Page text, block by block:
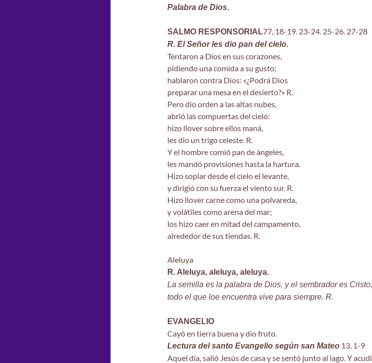
Palabra de Dios.
SALMO RESPONSORIAL77, 18-19. 23-24. 25-26. 27-28
R. El Señor les dio pan del cielo.
Tentaron a Dios en sus corazones,
pidiendo una comida a su gusto;
hablaron contra Dios: «¿Podrá Dios
preparar una mesa en el desierto?» R.
Pero dio orden a las altas nubes,
abrió las compuertas del cielo:
hizo llover sobre ellos maná,
les dio un trigo celeste. R.
Y el hombre comió pan de ángeles,
les mandó provisiones hasta la hartura.
Hizo soplar desde el cielo el levante,
y dirigió con su fuerza el viento sur. R.
Hizo llover carne como una polvareda,
y volátiles como arena del mar;
los hizo caer en mitad del campamento,
alrededor de sus tiendas. R.
Aleluya
R. Aleluya, aleluya, aleluya.
La semilla es la palabra de Dios, y el sembrador es Cristo;
todo el que loe encuentra vive para siempre. R.
EVANGELIO
Cayó en tierra buena y dio fruto.
Lectura del santo Evangelio según san Mateo 13, 1-9
Aquel día, salió Jesús de casa y se sentó junto al lago. Y